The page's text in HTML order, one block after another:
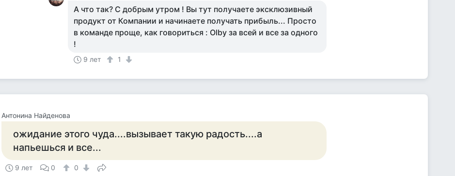
А что так? С добрым утром ! Вы тут получаете эксклюзивный
продукт от Компании и начинаете получать прибыль... Просто
в команде проще, как говориться : Olby за всей и все за одного
!
9 лет 1
Антонина Найденова
ожидание этого чуда....вызывает такую радость....а
напьешься и все...
9 лет 0 0